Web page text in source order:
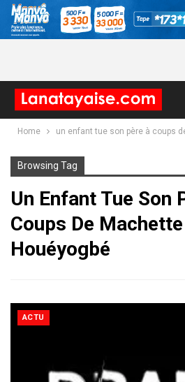
Home un enfant tue son père à coups
Browsing Tag
Un Enfant Tue Son
Coups De
Houéyogbé
ACTU